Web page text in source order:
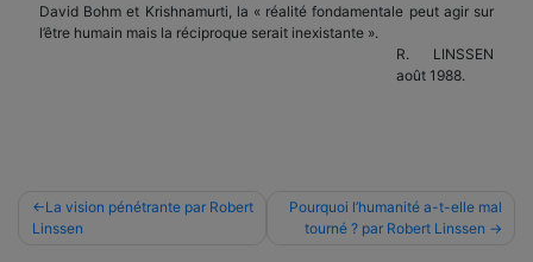
David Bohm et Krishnamurti, la « réalité fondamentale peut agir sur
l’être humain mais la réciproque serait inexistante ».
R. LINSSEN
août 1988.
Navigation
de
La vision pénétrante par Robert
Linssen
Pourquoi l’humanité a-t-elle mal
tourné ? par Robert Linssen